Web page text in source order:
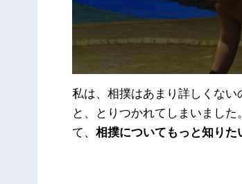
私は、相撲はあまり詳しくな
と、とりつかれてしまいまし
て、相撲についてもっと知りた